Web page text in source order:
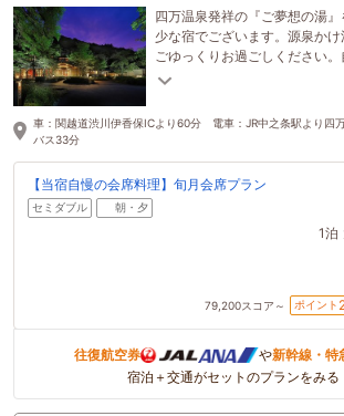
四万温泉発祥の『ご夢想の湯
少な宿でございます。源泉か
ごゆっくりお過ごしください
覗きの湯」は、四万の美しい自
車：関越道渋川伊香保ICより60分 電車：JR中之条駅より四
バス33分
【当宿自慢の会席料理】旬月会席プラン
セミダブル 朝・夕
1泊
79,200スコア～ ポイント
往復航空券 や新幹線・特
宿泊＋交通がセットのプランをみる